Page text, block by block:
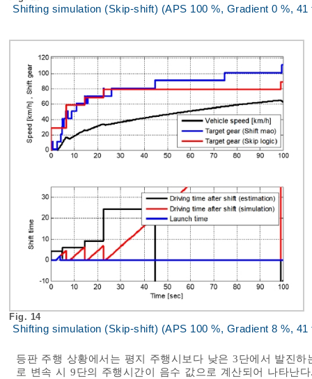
Shifting simulation (Skip-shift) (APS 100 %, Gradient 0 %, 41
Fig. 14
Shifting simulation (Skip-shift) (APS 100 %, Gradient 8 %, 41
등판 주행 상황에서는 평지 주행시보다 낮은 3단에서 발진
로 변속 시 9단의 주행시간이 음수 값으로 계산되어 나타난